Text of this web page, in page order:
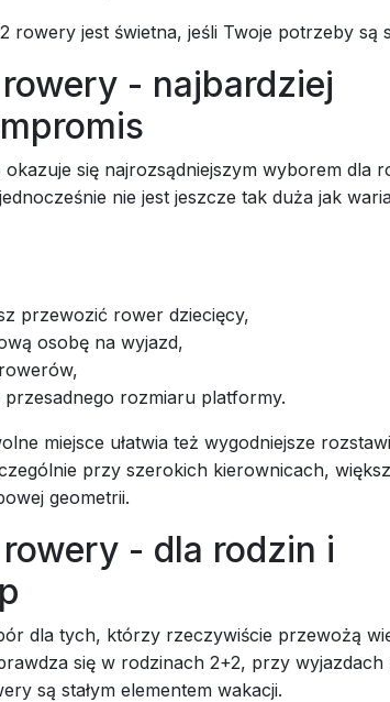
rowery jest świetna, jeśli Twoje potrzeby są
- najbardziej
się najrozsądniejszym wyborem dla
nie jest jeszcze tak duża jak
przewozić rower dziecięcy,
osobę na wyjazd,
rozmiaru platformy.
miejsce ułatwia też wygodniejsze
przy szerokich kierownicach,
geometrii.
- dla rodzin i
dla tych, którzy rzeczywiście przewożą
się w rodzinach 2+2, przy wyjazdach
są stałym elementem wakacji.